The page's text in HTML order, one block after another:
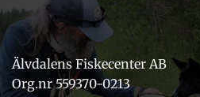
Älvdalens Fiskecenter AB
Org.nr 559370-0213